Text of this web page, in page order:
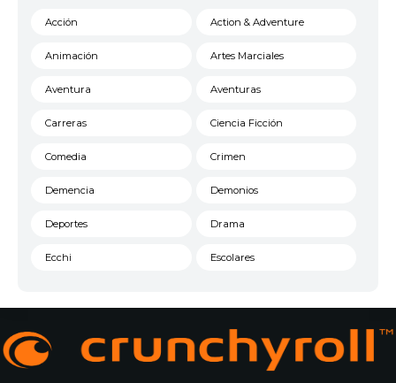
Acción Action & Adventure
Animación Artes Marciales
Aventura Aventuras
Carreras Ciencia Ficción
Comedia Crimen
Demencia Demonios
Deportes Drama
Ecchi Escolares
Historico Infantil